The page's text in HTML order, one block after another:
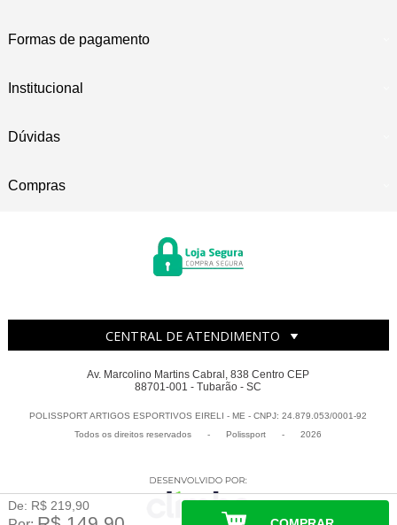
Formas de pagamento
Institucional
Dúvidas
Compras
CENTRAL DE ATENDIMENTO
Av. Marcolino Martins Cabral, 838 Centro CEP
88701-001 - Tubarão - SC
POLISSPORT ARTIGOS ESPORTIVOS EIRELI - ME - CNPJ: 24.879.053/0001-92
Todos os direitos reservados
- Polissport - 2026
De: R$ 219,90